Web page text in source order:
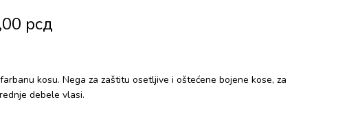
рсд
kosu. Nega za zaštitu osetljive i oštećene bojene kose, za
debele vlasi.